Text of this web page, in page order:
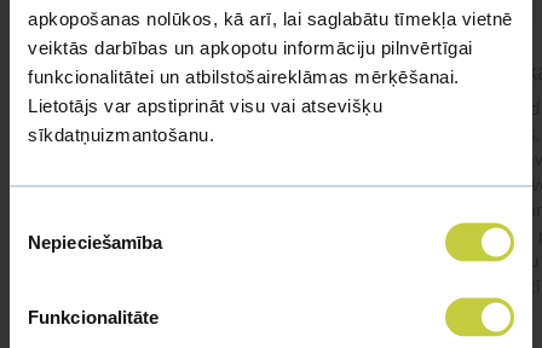
apkopošanas nolūkos, kā arī, lai saglabātu tīmekļa vietnē
veiktās darbības un apkopotu informāciju pilnvērtīgai
funkcionalitātei un atbilstošaireklāmas mērķēšanai.
Lietotājs var apstiprināt visu vai atsevišķu
sīkdatņuizmantošanu.
izvēle
Nepieciešamība
Funkcionalitāte
kaķis apēdis plēvi
Ja kaķim gadījies apēst plastiku ,ko ieklāj zem
garnelēm kārbiņās apakšā.Kādas sekas varētu
#kakis #apedis
viņš
būtu